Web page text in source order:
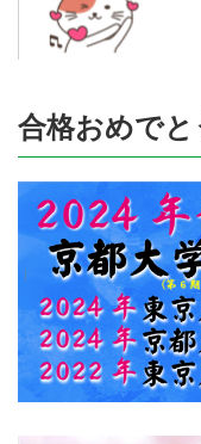
合格おめでと